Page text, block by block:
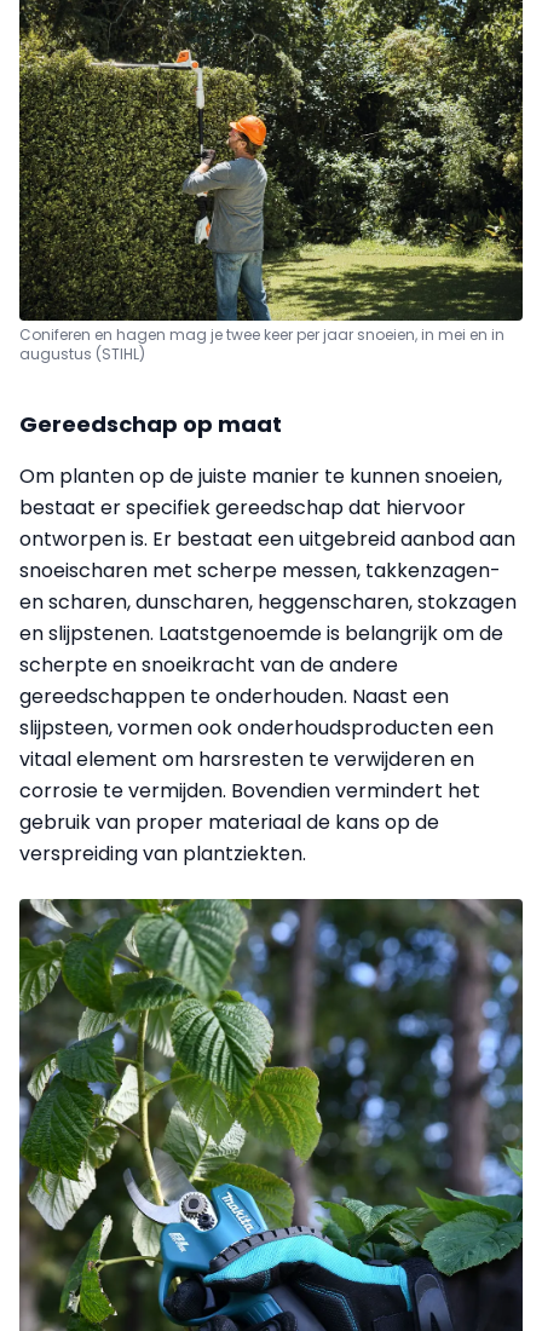
Coniferen en hagen mag je twee keer per jaar snoeien, in mei en in
augustus (STIHL)
Gereedschap op maat
Om planten op de juiste manier te kunnen snoeien,
bestaat er specifiek gereedschap dat hiervoor
ontworpen is. Er bestaat een uitgebreid aanbod aan
snoeischaren met scherpe messen, takkenzagen-
en scharen, dunscharen, heggenscharen, stokzagen
en slijpstenen. Laatstgenoemde is belangrijk om de
scherpte en snoeikracht van de andere
gereedschappen te onderhouden. Naast een
slijpsteen, vormen ook onderhoudsproducten een
vitaal element om harsresten te verwijderen en
corrosie te vermijden. Bovendien vermindert het
gebruik van proper materiaal de kans op de
verspreiding van plantziekten.